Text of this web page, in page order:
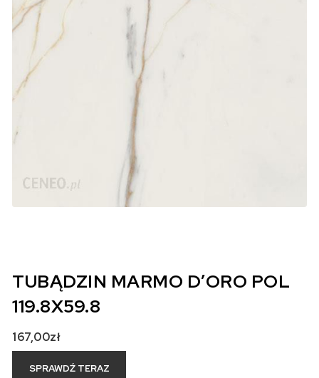
TUBĄDZIN MARMO D’ORO POL
119.8X59.8
167,00zł
SPRAWDŹ TERAZ